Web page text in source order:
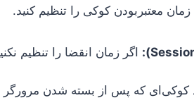
معتبربودن کوکی را تنظیم کنید.
اگر زمان انقضا را تنظیم
کوکی‌ای که پس از بسته شدن مرورگر